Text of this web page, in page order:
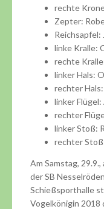
rechte
Zepter:
Reichsapfel:
linke Kralle:
rechte
linker Hals:
rechter
linker
rechter
linker Stoß:
rechter
Am Samstag,
der SB
Schießsporthalle
Vogelkönigin 2018